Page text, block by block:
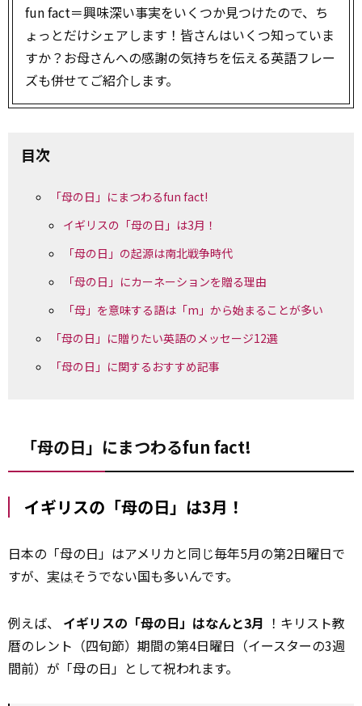
fun fact＝興味深い事実をいくつか見つけたので、ち
ょっとだけシェアします！皆さんはいくつ知っていま
すか？お母さんへの感謝の気持ちを伝える英語フレー
ズも併せてご紹介します。
目次
「母の日」にまつわるfun fact!
イギリスの「母の日」は3月！
「母の日」の起源は南北戦争時代
「母の日」にカーネーションを贈る理由
「母」を意味する語は「m」から始まることが多い
「母の日」に贈りたい英語のメッセージ12選
「母の日」に関するおすすめ記事
「母の日」にまつわるfun fact!
イギリスの「母の日」は3月！
日本の「母の日」はアメリカと同じ毎年5月の第2日曜日で
すが、 実はそうでない国も多いんです。
例えば、 イギリスの「母の日」はなんと3月 ！キリスト教
暦のレント（四旬節）期間の第4日曜日（イースターの3週
間前）が「母の日」として祝われます。